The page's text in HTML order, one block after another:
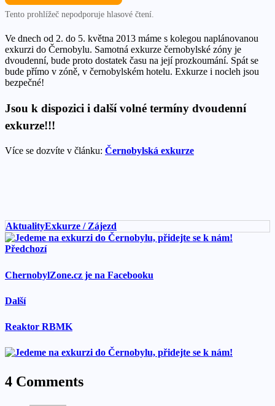
Tento prohlížeč nepodporuje hlasové čtení.
Ve dnech od 2. do 5. května 2013 máme s kolegou naplánovanou
exkurzi do Černobylu. Samotná exkurze černobylské zóny je
dvoudenní, bude proto dostatek času na její prozkoumání. Spát se
bude přímo v zóně, v černobylském hotelu. Exkurze i nocleh jsou
bezpečné!
Jsou k dispozici i další volné termíny dvoudenní
exkurze!!!
Více se dozvíte v článku: Černobylská exkurze
AktualityExkurze / Zájezd
Předchozí
ChernobylZone.cz je na Facebooku
Další
Reaktor RBMK
4 Comments